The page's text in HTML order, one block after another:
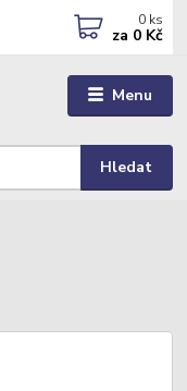
Menu
Hledat
0 ks
za 0 Kč